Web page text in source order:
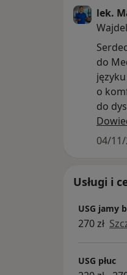
lek.
do
o
do
04/
Usługi i
USG jamy
270 zł
USG płuc